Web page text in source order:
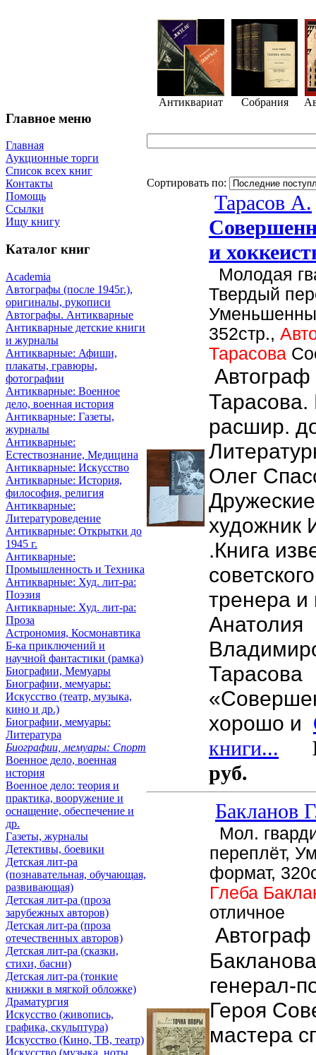
Главное меню
Главная
Аукционные торги
Список всех книг
Контакты
Помощь
Ссылки
Ищу книгу
Каталог книг
Academia
Автографы (после 1945г.),
оригиналы, рукописи
Автографы. Антикварные
Антикварные детские книги
и журналы
Антикварные: Афиши,
плакаты, гравюры,
фотографии
Антикварные: Военное
дело, военная история
Антикварные: Газеты,
журналы
Антикварные:
Естествознание, Медицина
Антикварные: Искусство
Антикварные: История,
философия, религия
Антикварные:
Литературоведение
Антикварные: Открытки до
1945 г.
Антикварные:
Промышленность и Техника
Антикварные: Худ. лит-ра:
Поэзия
Антикварные: Худ. лит-ра:
Проза
Астрономия, Космонавтика
Б-ка приключений и
научной фантастики (рамка)
Биографии, Мемуары
Биографии, мемуары:
Искусство (театр, музыка,
кино и др.)
Биографии, мемуары:
Литература
Биографии, мемуары: Спорт
Военное дело, военная
история
Военное дело: теория и
практика, вооружение и
оснащение, обеспечение и
др.
Газеты, журналы
Детективы, боевики
Детская лит-ра
(познавательная, обучающая,
развивающая)
Детская лит-ра (проза
зарубежных авторов)
Детская лит-ра (проза
отечественных авторов)
Детская лит-ра (сказки,
стихи, басни)
Детская лит-ра (тонкие
книжки в мягкой обложке)
Драматургия
Искусствo (живопись,
графика, скульптура)
Искусствo (Кино, ТВ, театр)
Искусствo (музыка, ноты,
Антиквариат Собрания
Сортировать по:
Тарасов А.
и
Молодая
Твердый
352стр.,
Тарасова
расшир.
Олег
художник
.Книга
тренера и
Анатолия
Тарасова
хорошо и
книги...
руб.
Бакланов
Мол.
переплёт,
формат,
Глеба
отличное
Автограф
генерал-
Героя
мастера